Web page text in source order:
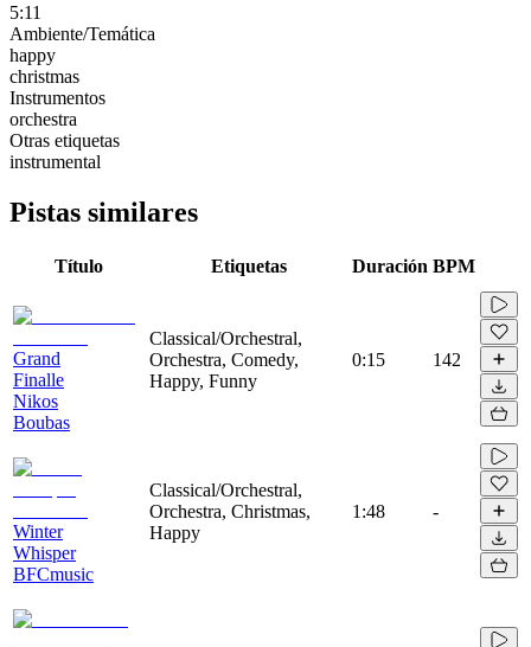
5:11
Ambiente/Temática
happy
christmas
Instrumentos
orchestra
Otras etiquetas
instrumental
Pistas similares
Título Etiquetas Duración BPM
Grand
Finalle
Nikos
Boubas
Classical/Orchestral,
Orchestra, Comedy,
Happy, Funny
0:15 142
Winter
Whisper
BFCmusic
Classical/Orchestral,
Orchestra, Christmas,
Happy
1:48 -